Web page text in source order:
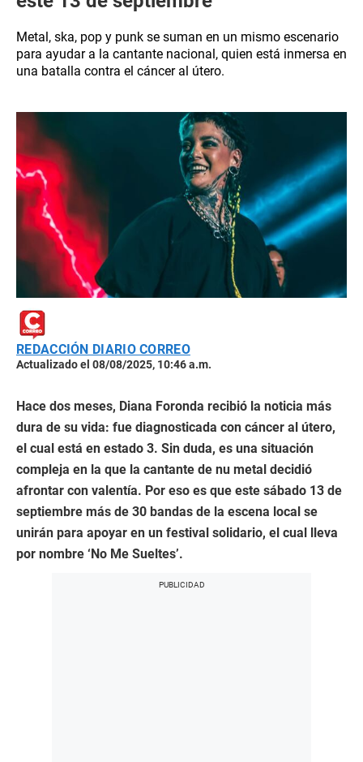
Metal, ska, pop y punk se suman en un mismo escenario
para ayudar a la cantante nacional, quien está inmersa en
una batalla contra el cáncer al útero.
REDACCIÓN DIARIO CORREO
Actualizado el 08/08/2025, 10:46 a.m.
Hace dos meses, Diana Foronda recibió la noticia más
dura de su vida: fue diagnosticada con cáncer al útero,
el cual está en estado 3. Sin duda, es una situación
compleja en la que la cantante de nu metal decidió
afrontar con valentía. Por eso es que este sábado 13 de
septiembre más de 30 bandas de la escena local se
unirán para apoyar en un festival solidario, el cual lleva
por nombre ‘No Me Sueltes’.